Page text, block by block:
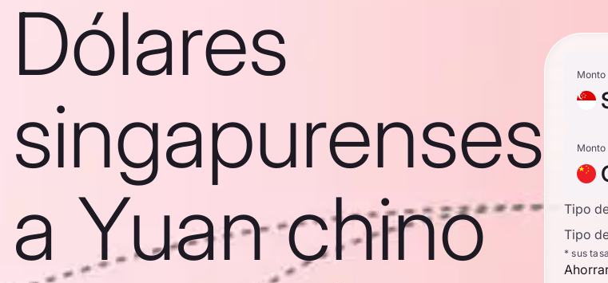
Dólares
singapurenses
a Yuan chino
Monto
Monto
Tipo
Tipo
* sus